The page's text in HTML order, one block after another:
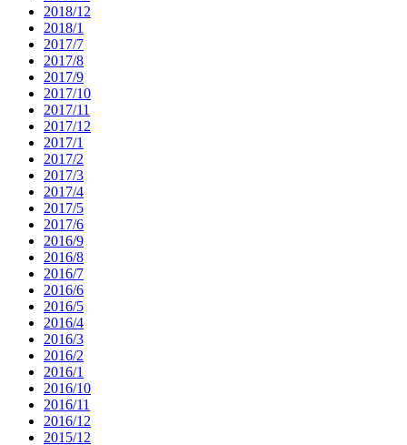
2018/12
2018/1
2017/7
2017/8
2017/9
2017/10
2017/11
2017/12
2017/1
2017/2
2017/3
2017/4
2017/5
2017/6
2016/9
2016/8
2016/7
2016/6
2016/5
2016/4
2016/3
2016/2
2016/1
2016/10
2016/11
2016/12
2015/12